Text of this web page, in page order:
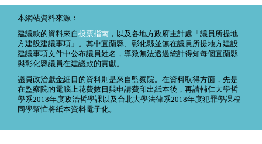
本網站資料來源：
建議款的資料來自投票指南 ，以及各地方政府主計處「議員所提地
方建設建議事項」。其中宜蘭縣、彰化縣並無在議員所提地方建設
建議事項文件中公布議員姓名，導致無法透過統計得知每個宜蘭縣
與彰化縣議員在建議款的貢獻。
議員政治獻金細目的資料則是來自監察院。在資料取得方面，先是
在監察院的電腦上花費數日與申請費印出紙本後，再請輔仁大學哲
學系2018年度政治哲學課以及台北大學法律系2018年度犯罪學課程
同學幫忙將紙本資料電子化。